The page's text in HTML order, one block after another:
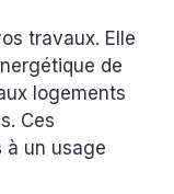
travaux. Elle
de
logements
Ces
à un usage